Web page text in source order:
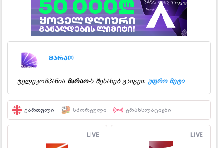
მარაო
ტელეკომპანია მარაო-ს შესახებ გაიგეთ უფრო მეტი
ᲥᲐᲠᲗᲣᲚᲘ ᲡᲞᲝᲠᲢᲣᲚᲘ ᲢᲠᲐᲜᲡᲚᲐᲪᲘᲔᲑᲘ
LIVE LIVE